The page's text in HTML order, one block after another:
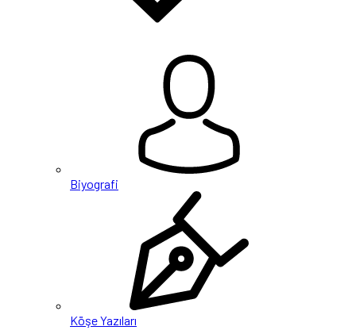
Biyografi
Köşe Yazıları